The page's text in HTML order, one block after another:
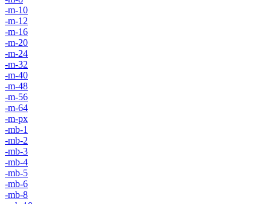
-m-10
-m-12
-m-16
-m-20
-m-24
-m-32
-m-40
-m-48
-m-56
-m-64
-m-px
-mb-1
-mb-2
-mb-3
-mb-4
-mb-5
-mb-6
-mb-8